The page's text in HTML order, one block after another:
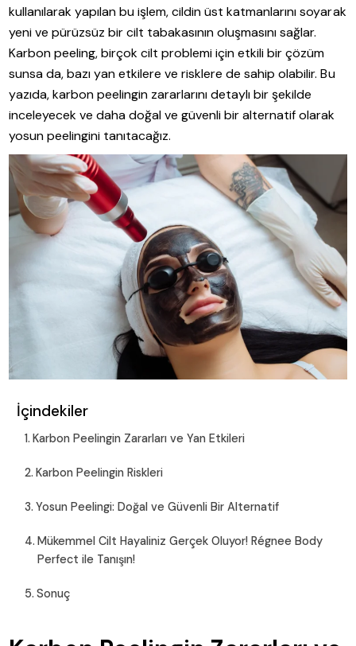
kullanılarak yapılan bu işlem, cildin üst katmanlarını soyarak
yeni ve pürüzsüz bir cilt tabakasının oluşmasını sağlar.
Karbon peeling, birçok cilt problemi için etkili bir çözüm
sunsa da, bazı yan etkilere ve risklere de sahip olabilir. Bu
yazıda, karbon peelingin zararlarını detaylı bir şekilde
inceleyecek ve daha doğal ve güvenli bir alternatif olarak
yosun peelingini tanıtacağız.
İçindekiler
Karbon Peelingin Zararları ve Yan Etkileri
Karbon Peelingin Riskleri
Yosun Peelingi: Doğal ve Güvenli Bir Alternatif
Mükemmel Cilt Hayaliniz Gerçek Oluyor! Régnee Body
Perfect ile Tanışın!
Sonuç